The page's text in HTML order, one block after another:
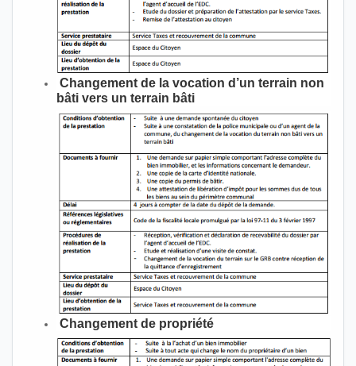
Changement de la vocation d’un terrain non
bâti vers un terrain bâti
Changement de propriété